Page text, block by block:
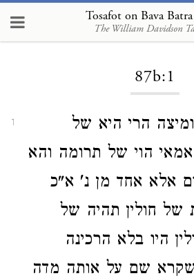
Tosafot on Bava
The William Davidson
Loading...
87b:1
1
הרי היא של
הוי של תרומה והא
אלא אחד מן נ' א"כ
של חולין תהיה של
היו בלא הרכינה
שם על אותה מדה